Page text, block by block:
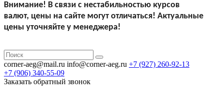
Внимание! В связи с нестабильностью курсов
валют, цены на сайте могут отличаться! Актуальные
цены уточняйте у менеджера!
corner-aeg@mail.ru info@corner-aeg.ru +7 (927) 260-92-13
+7 (906) 340-55-09
Заказать обратный звонок